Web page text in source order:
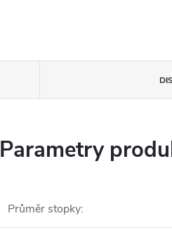
Parametry
Průměr stopky: